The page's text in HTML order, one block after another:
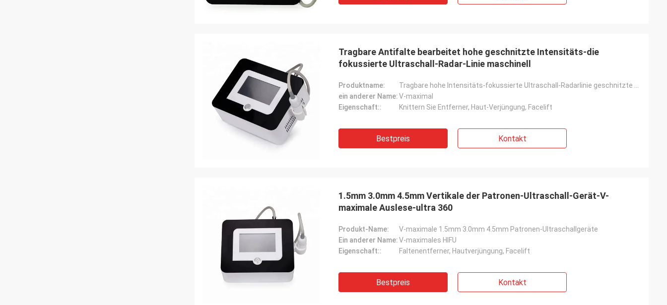
Tragbare Antifalte bearbeitet hohe geschnitzte Intensitäts-die
fokussierte Ultraschall-Radar-Linie maschinell
Produktname:
ein anderer Name:V-maximal
Eigenschaft::
Knittern Sie Entferner, Haut-Verjüngung, Facelift
Bestpreis Kontakt
1.5mm 3.0mm 4.5mm Vertikale der Patronen-Ultraschall-Gerät-V-
maximale Auslese-ultra 360
Produkt-Name:
V-maximale 1.5mm 3.0mm 4.5mm Patronen-Ultraschallgeräte
Ein anderer Name:V-maximales HIFU
Eigenschaft::
Faltenentferner, Hautverjüngung, Facelift
Bestpreis Kontakt